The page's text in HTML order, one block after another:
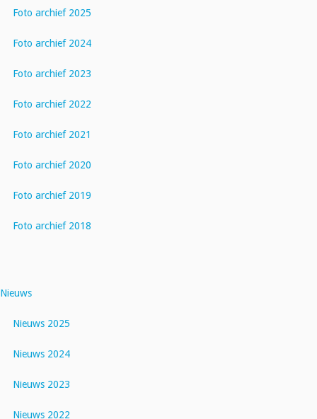
Foto archief 2025
Foto archief 2024
Foto archief 2023
Foto archief 2022
Foto archief 2021
Foto archief 2020
Foto archief 2019
Foto archief 2018
Nieuws
Nieuws 2025
Nieuws 2024
Nieuws 2023
Nieuws 2022